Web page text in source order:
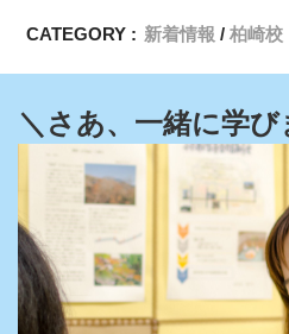
CATEGORY : 新着情報 柏崎校
＼さあ、一緒に学